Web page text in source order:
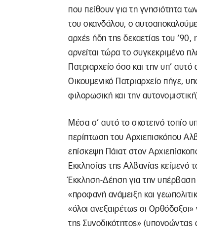
που πείθουν για τη γνησιότητα
του σκανδάλου, ο
αρχές ήδη της δεκαετίας του ‘90,
αρνείται τώρα το συγκεκριμένο
Πατριαρχείο όσο και την υπ’
Οικουμενικό Πατριαρχείο πήγε,
φιλορωσική και την
Μέσα σ’ αυτό το σκοτεινό τοπίο
περίπτωση του Αρχιεπισκόπου
επίσκεψη Πάιατ στον
Εκκλησίας της Αλβανίας κείμενό
Έκκληση-Δέηση για την υπέρβαση
«προφανή ανάμειξη και
«όλοι ανεξαιρέτως οι
της Συνοδικότητος» (υπονοώντας